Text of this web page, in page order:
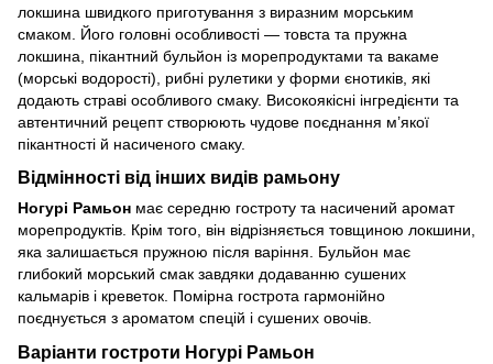
локшина швидкого приготування з виразним морським
смаком. Його головні особливості — товста та пружна
локшина, пікантний бульйон із морепродуктами та вакаме
(морські водорості), рибні рулетики у форми єнотиків, які
додають страві особливого смаку. Високоякісні інгредієнти та
автентичний рецепт створюють чудове поєднання м’якої
пікантності й насиченого смаку.
Відмінності від інших видів рамьону
Ногурі Рамьон має середню гостроту та насичений аромат
морепродуктів. Крім того, він відрізняється товщиною локшини,
яка залишається пружною після варіння. Бульйон має
глибокий морський смак завдяки додаванню сушених
кальмарів і креветок. Помірна гострота гармонійно
поєднується з ароматом спецій і сушених овочів.
Варіанти гостроти Ногурі Рамьон